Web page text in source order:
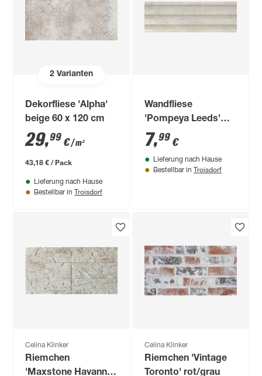
2Varianten
Dekorfliese 'Alpha'
beige 60 x 120 cm
29,99 €/ m²
43,18 € / Pack
Lieferung nach Hause
Bestellbar in Troisdorf
Wandfliese
'Pompeya Leeds'
Steingut grau 30 x
90 cm
7,99 €
Lieferung nach Hause
Bestellbar in Troisdorf
Celina Klinker
Riemchen
'Maxstone Havanna'
Celina Klinker
Riemchen 'Vintage
Toronto' rot/grau